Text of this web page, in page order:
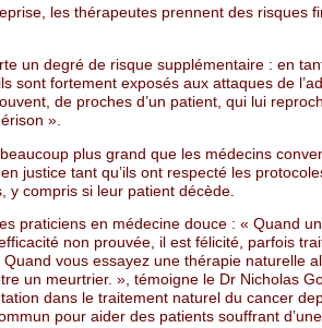
les thérapeutes prennent des risques
un degré de risque supplémentaire : en
sont fortement exposés aux attaques de
de proches d’un patient, qui lui
».
plus grand que les médecins
justice tant qu’ils ont respecté les
y compris si leur patient décède.
praticiens en médecine douce : « Quand
non prouvée, il est félicité, parfois
vous essayez une thérapie naturelle
un meurtrier. », témoigne le Dr Nicholas
dans le traitement naturel du cancer
pour aider des patients souffrant